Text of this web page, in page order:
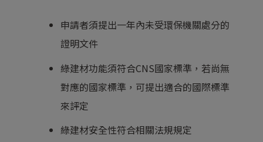
申請者須提出一年內未受環保機關處分的
證明文件
綠建材功能須符合CNS國家標準，若尚無
對應的國家標準，可提出適合的國際標準
來評定
綠建材安全性符合相關法規規定